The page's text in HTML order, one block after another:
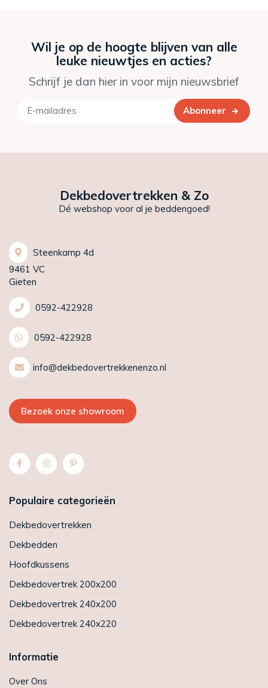
Wil je op de hoogte blijven van alle
leuke nieuwtjes en acties?
Schrijf je dan hier in voor mijn nieuwsbrief
Abonneer
Dekbedovertrekken & Zo
Dé webshop voor al je beddengoed!
Steenkamp 4d
9461 VC
Gieten
0592-422928
0592-422928
info@dekbedovertrekkenenzo.nl
Bezoek onze showroom
Populaire categorieën
Dekbedovertrekken
Dekbedden
Hoofdkussens
Dekbedovertrek 200x200
Dekbedovertrek 240x200
Dekbedovertrek 240x220
Informatie
Over Ons